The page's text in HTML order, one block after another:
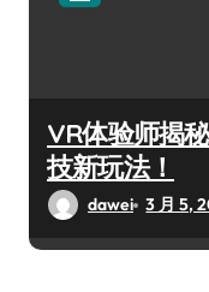
VR体验师揭
技新玩法！
dawei 3 月 5,